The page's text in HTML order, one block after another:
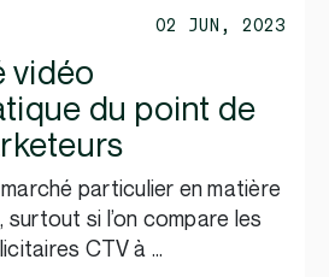
02 JUN, 2023
vidéo
du point de
particulier en matière
si l’on compare les
CTV à …